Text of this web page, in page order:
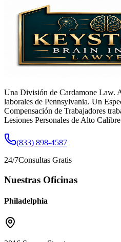
Una División de Cardamone Law.
laborales de Pennsylvania. Un
Compensación de Trabajadores
Lesiones Personales de Alto
(833) 898-4587
24/7Consultas Gratis
Nuestras Oficinas
Philadelphia